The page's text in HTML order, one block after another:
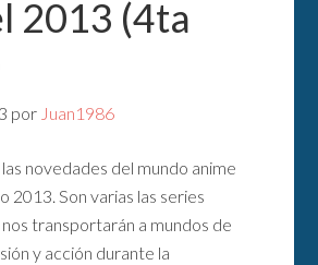
2013 (4ta
por Juan1986
novedades del mundo anime
2013. Son varias las series
transportarán a mundos de
y acción durante la